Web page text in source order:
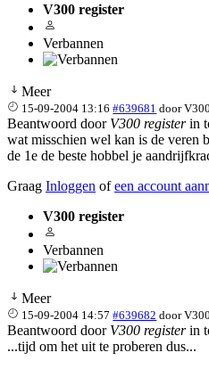
V300 register
Verbannen
Meer
15-09-2004 13:16 #639681 door
Beantwoord door V300 registerin
wat misschien wel kan is de veren
de 1e de beste hobbel je
Graag Inloggen ofeen account
V300 register
Verbannen
Meer
15-09-2004 14:57 #639682 door
Beantwoord door V300 registerin
...tijd om het uit te proberen dus...